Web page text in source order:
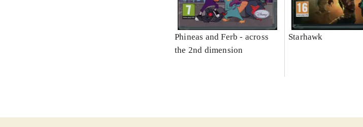
Phineas and Ferb - across
the 2nd dimension
Starhawk